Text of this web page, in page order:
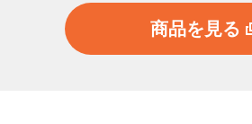
商品を見る